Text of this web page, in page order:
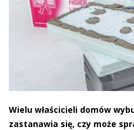
Wielu właścicieli domów
zastanawia się, czy może